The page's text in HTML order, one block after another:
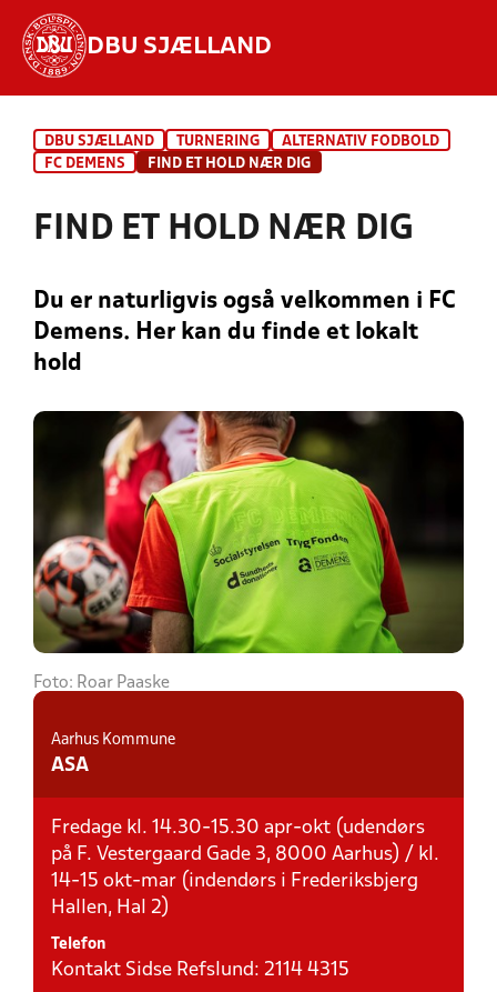
DBU SJÆLLAND
INDHOLD OG NYHEDER
HOLD
DBU SJÆLLAND TURNERING
ALTERNATIV FODBOLD
FC DEMENS
FIND ET HOLD NÆR DIG
FIND ET HOLD NÆR DIG
Du er naturligvis også velkommen i FC
Demens. Her kan du finde et lokalt
hold
Foto: Roar Paaske
Aarhus Kommune
ASA
Fredage kl. 14.30-15.30 apr-okt (udendørs
på F. Vestergaard Gade 3, 8000 Aarhus) / kl.
14-15 okt-mar (indendørs i Frederiksbjerg
Hallen, Hal 2)
Telefon
Kontakt Sidse Refslund: 2114 4315